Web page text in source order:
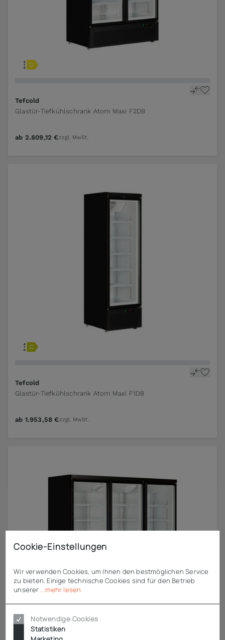
Tefcold
Glastür-Tiefkühlschrank Atom Maxi F2DB
ab 2.809,12 €zzgl. MwSt.
Tefcold
Glastür-Tiefkühlschrank Atom Maxi F1DB
ab 1.953,58 €zzgl. MwSt.
Cookie-Einstellungen
Wir verwenden Cookies, um Ihnen den bestmöglichen Service
zu bieten. Einige technische Cookies sind für den Betrieb
unserer ...mehr lesen
Notwendige Cookies
Statistiken